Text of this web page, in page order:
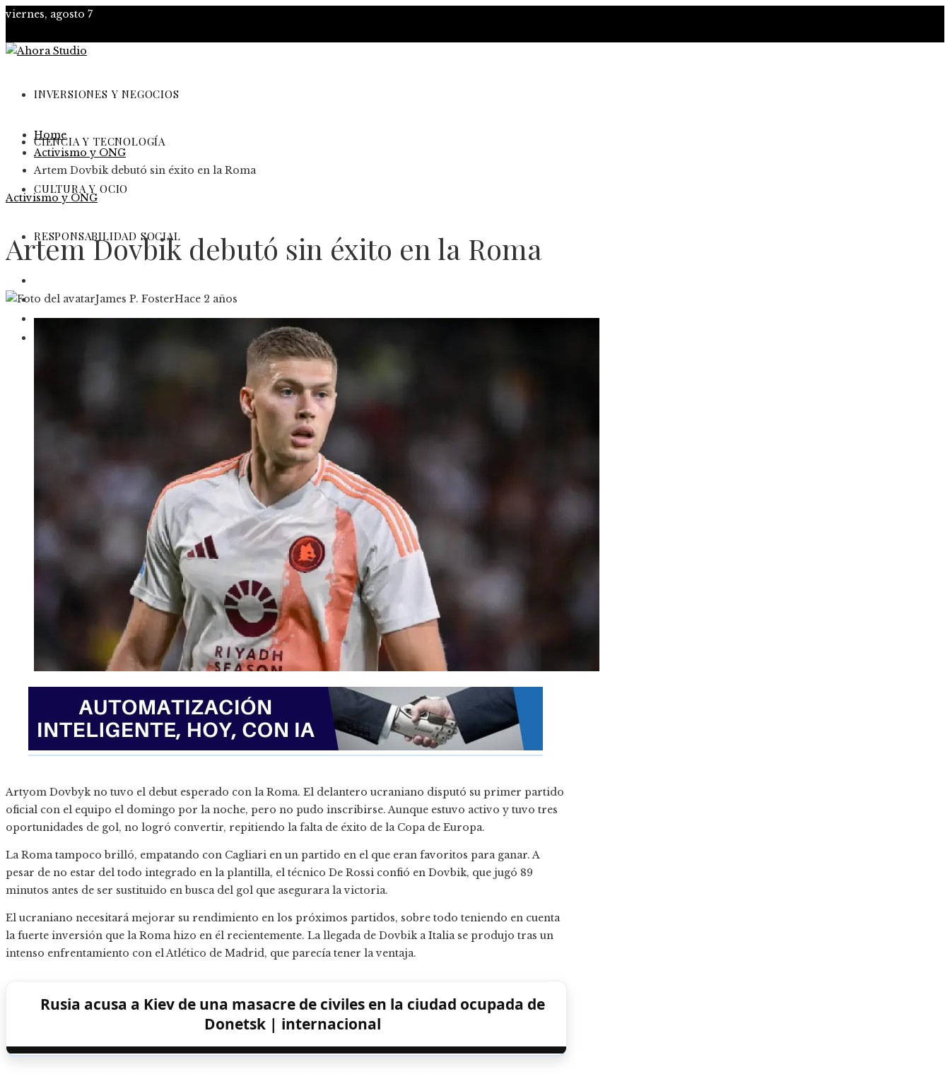
viernes, agosto 7
INVERSIONES Y NEGOCIOS
CIENCIA Y TECNOLOGÍA
CULTURA Y OCIO
RESPONSABILIDAD SOCIAL
Ciencia y tecnología
Cultura y ocio
Home
Activismo y ONG
Artem Dovbik debutó sin éxito en la Roma
Activismo y ONG
Artem Dovbik debutó sin éxito en la Roma
James P. FosterHace 2 años
Artyom Dovbyk no tuvo el debut esperado con la Roma. El delantero ucraniano disputó su primer partido
oficial con el equipo el domingo por la noche, pero no pudo inscribirse. Aunque estuvo activo y tuvo tres
oportunidades de gol, no logró convertir, repitiendo la falta de éxito de la Copa de Europa.
La Roma tampoco brilló, empatando con Cagliari en un partido en el que eran favoritos para ganar. A
pesar de no estar del todo integrado en la plantilla, el técnico De Rossi confió en Dovbik, que jugó 89
minutos antes de ser sustituido en busca del gol que asegurara la victoria.
El ucraniano necesitará mejorar su rendimiento en los próximos partidos, sobre todo teniendo en cuenta
la fuerte inversión que la Roma hizo en él recientemente. La llegada de Dovbik a Italia se produjo tras un
intenso enfrentamiento con el Atlético de Madrid, que parecía tener la ventaja.
Rusia acusa a Kiev de una masacre de civiles en la ciudad ocupada de
Donetsk | internacional